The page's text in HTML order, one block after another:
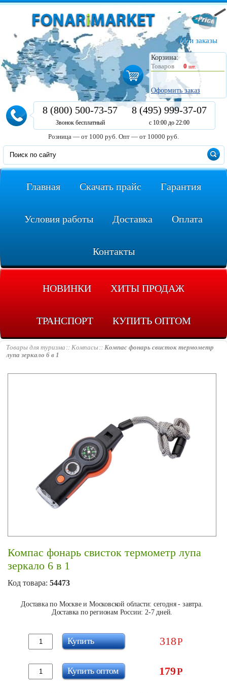
Мои заказы
Корзина:
Товаров
0 шт.
Оформить заказ
8 (800) 500-73-57
Звонок бесплатный
8 (495) 999-37-07
с 10:00 до 22:00
Розница — от 1000 руб. Опт — от 10000 руб.
Главная Скачать прайс Гарантия
Условия работы Доставка Оплата
Контакты
НОВИНКИ ХИТЫ ПРОДАЖ
ТРАНСПОРТ КУПИТЬ ОПТОМ
Товары для туризма Компасы
Компас фонарь свисток термометр
лупа зеркало 6 в 1
Компас фонарь свисток термометр лупа
зеркало 6 в 1
Код товара: 54473
Доставка по Москве и Московской области: сегодня - завтра.
Доставка по регионам России: 2-7 дней.
318Р
Купить
179Р
Купить оптом